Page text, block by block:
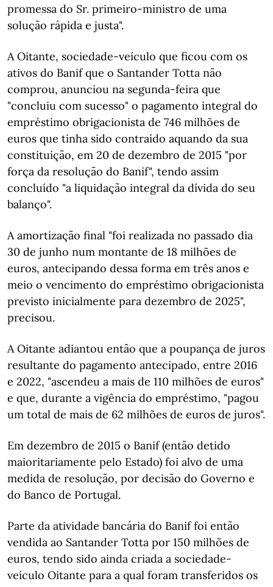
promessa do Sr. primeiro-ministro de uma
solução rápida e justa".
A Oitante, sociedade-veículo que ficou com os
ativos do Banif que o Santander Totta não
comprou, anunciou na segunda-feira que
"concluiu com sucesso" o pagamento integral do
empréstimo obrigacionista de 746 milhões de
euros que tinha sido contraído aquando da sua
constituição, em 20 de dezembro de 2015 "por
força da resolução do Banif", tendo assim
concluído "a liquidação integral da dívida do seu
balanço".
A amortização final "foi realizada no passado dia
30 de junho num montante de 18 milhões de
euros, antecipando dessa forma em três anos e
meio o vencimento do empréstimo obrigacionista
previsto inicialmente para dezembro de 2025",
precisou.
A Oitante adiantou então que a poupança de juros
resultante do pagamento antecipado, entre 2016
e 2022, "ascendeu a mais de 110 milhões de euros"
e que, durante a vigência do empréstimo, "pagou
um total de mais de 62 milhões de euros de juros".
Em dezembro de 2015 o Banif (então detido
maioritariamente pelo Estado) foi alvo de uma
medida de resolução, por decisão do Governo e
do Banco de Portugal.
Parte da atividade bancária do Banif foi então
vendida ao Santander Totta por 150 milhões de
euros, tendo sido ainda criada a sociedade-
veículo Oitante para a qual foram transferidos os